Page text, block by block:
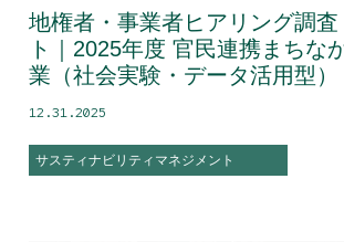
地権者・事業者ヒアリング調
ト｜2025年度 官民連携まちな
業（社会実験・データ活用型）
12.31.2025
サスティナビリティマネジメント